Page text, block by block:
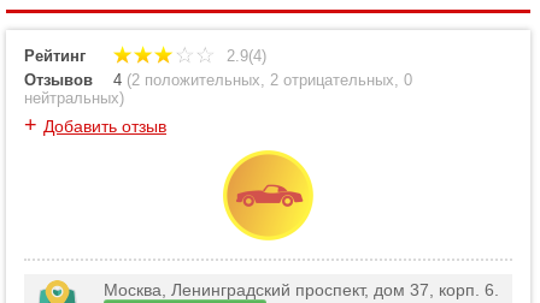
Рейтинг
2.9(4)
Отзывов
4 (2 положительных, 2 отрицательных, 0
нейтральных)
+ Добавить отзыв
Москва, Ленинградский проспект, дом 37, корп. 6.